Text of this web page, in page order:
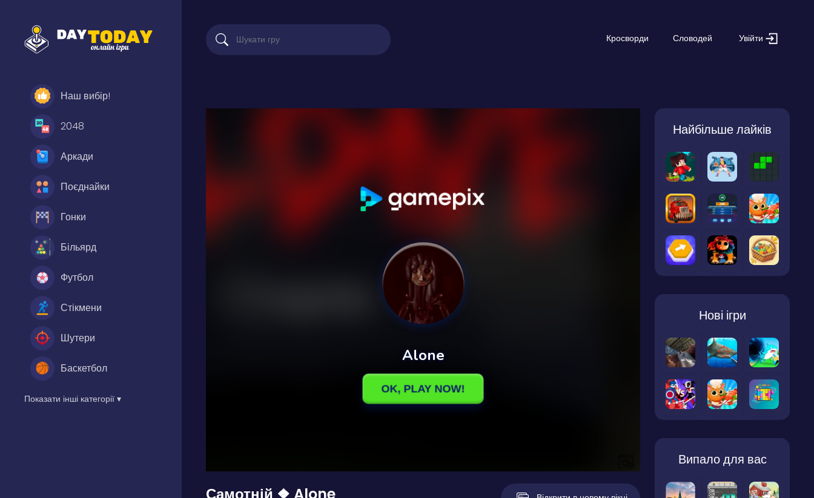
Наш вибір!
2048
Аркади
Поєднайки
Гонки
Більярд
Футбол
Стікмени
Шутери
Баскетбол
Показати інші категорії ▾
Кросворди Словодей Увійти
Найбільше лайків
Нові ігри
Випало для вас